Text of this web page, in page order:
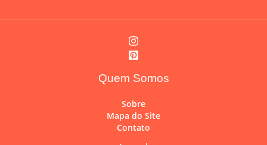
Quem Somos
Sobre
Mapa do Site
Contato